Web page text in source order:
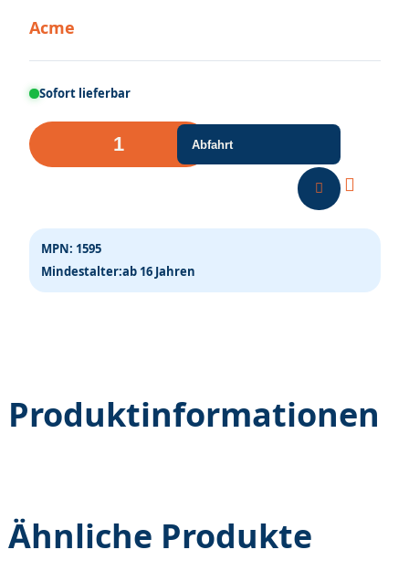
Acme
Sofort lieferbar
Super
Beflockungsleim
Menge
Abfahrt
MPN: 1595
Mindestalter:ab 16 Jahren
Produktinformationen
Ähnliche Produkte